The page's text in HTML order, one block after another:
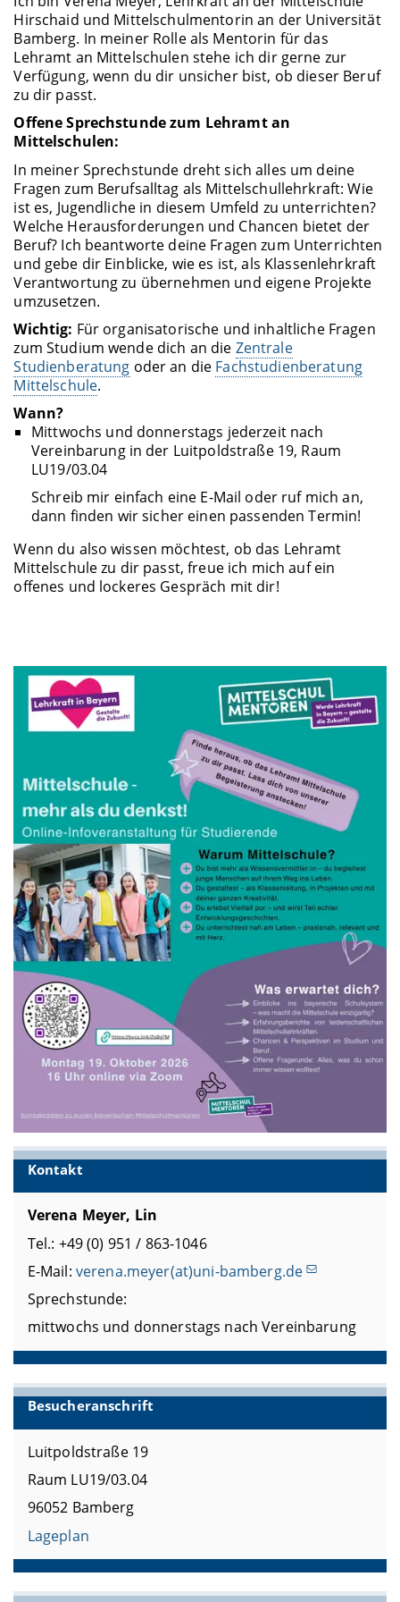
Hirschaid und Mittelschulmentorin an der Universität
Bamberg. In meiner Rolle als Mentorin für das
Lehramt an Mittelschulen stehe ich dir gerne zur
Verfügung, wenn du dir unsicher bist, ob dieser Beruf
zu dir passt.
Offene Sprechstunde zum Lehramt an
Mittelschulen:
In meiner Sprechstunde dreht sich alles um deine
Fragen zum Berufsalltag als Mittelschullehrkraft: Wie
ist es, Jugendliche in diesem Umfeld zu unterrichten?
Welche Herausforderungen und Chancen bietet der
Beruf? Ich beantworte deine Fragen zum Unterrichten
und gebe dir Einblicke, wie es ist, als Klassenlehrkraft
Verantwortung zu übernehmen und eigene Projekte
umzusetzen.
Wichtig: Für organisatorische und inhaltliche Fragen
zum Studium wende dich an die Zentrale
Studienberatung oder an die Fachstudienberatung
Mittelschule.
Wann?
Mittwochs und donnerstags jederzeit nach
Vereinbarungin der Luitpoldstraße 19, Raum
LU19/03.04
Schreib mir einfach eine E-Mail oder ruf mich an,
dann finden wir sicher einen passenden Termin!
Wenn du also wissen möchtest, ob das Lehramt
Mittelschule zu dir passt, freue ich mich auf ein
offenes und lockeres Gespräch mit dir!
Kontakt
Verena Meyer, Lin
Tel.: +49 (0) 951 / 863-1046
E-Mail: verena.meyer(at)uni-bamberg.de
Sprechstunde:
mittwochs und donnerstags nach Vereinbarung
Besucheranschrift
Luitpoldstraße 19
Raum LU19/03.04
96052 Bamberg
Lageplan